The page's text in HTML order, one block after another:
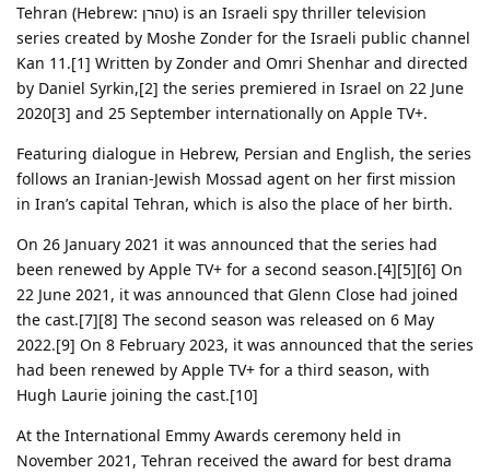
Tehran (Hebrew: טהרן) is an Israeli spy thriller television
series created by Moshe Zonder for the Israeli public channel
Kan 11.[1] Written by Zonder and Omri Shenhar and directed
by Daniel Syrkin,[2] the series premiered in Israel on 22 June
2020[3] and 25 September internationally on Apple TV+.
Featuring dialogue in Hebrew, Persian and English, the series
follows an Iranian-Jewish Mossad agent on her first mission
in Iran’s capital Tehran, which is also the place of her birth.
On 26 January 2021 it was announced that the series had
been renewed by Apple TV+ for a second season.[4][5][6] On
22 June 2021, it was announced that Glenn Close had joined
the cast.[7][8] The second season was released on 6 May
2022.[9] On 8 February 2023, it was announced that the series
had been renewed by Apple TV+ for a third season, with
Hugh Laurie joining the cast.[10]
At the International Emmy Awards ceremony held in
November 2021, Tehran received the award for best drama